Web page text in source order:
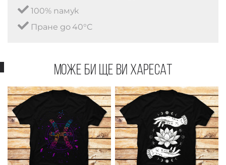
100% памук
Пране до 40°C
Може би ще ви харесат